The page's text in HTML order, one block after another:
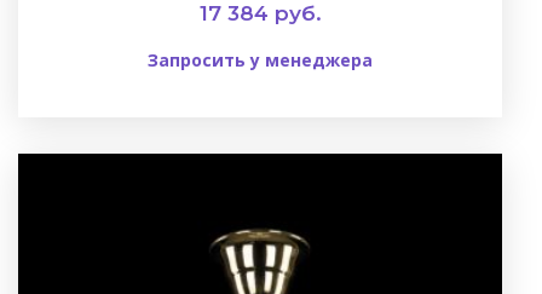
17 384 руб.
Запросить у менеджера